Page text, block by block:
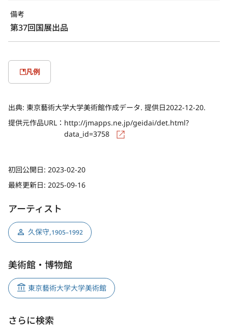
備考
第37回国展出品
凡例
出典: 東京藝術大学大学美術館作成データ. 提供日2022-12-20.
提供元作品URL： http://jmapps.ne.jp/geidai/det.html?
data_id=3758
初回公開日: 2023-02-20
最終更新日: 2025-09-16
アーティスト
久保守,1905–1992
美術館・博物館
東京藝術大学大学美術館
さらに検索